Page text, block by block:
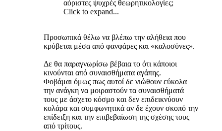
αόριστες ψυχρές θεωρητικολογίες;
Click to expand...
Προσωπικά θέλω να βλέπω την αλήθεια που
κρύβεται μέσα από φανφάρες και «καλοσύνες».
Δε θα παραγνωρίσω βέβαια το ότι κάποιοι
κινούνται από συναισθήματα αγάπης.
Φοβάμαι όμως πως αυτοί δε νιώθουν εύκολα
την ανάγκη να μοιραστούν τα συναισθήματά
τους με άσχετο κόσμο και δεν επιδεικνύουν
κολάρα και συμφωνητικά αν δε έχουν σκοπό την
επίδειξη και την επιβεβαίωση της σχέσης τους
από τρίτους.